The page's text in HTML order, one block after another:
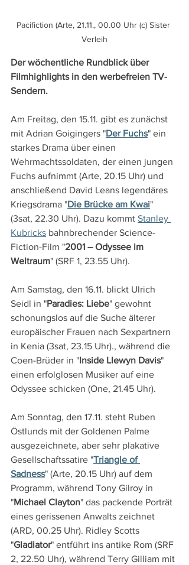
Pacifiction (Arte, 21.11., 00.00 Uhr (c) Sister
Verleih
Der wöchentliche Rundblick über
Filmhighlights in den werbefreien TV-
Sendern.
Am Freitag, den 15.11. gibt es zunächst
mit Adrian Goigingers "Der Fuchs" ein
starkes Drama über einen
Wehrmachtssoldaten, der einen jungen
Fuchs aufnimmt (Arte, 20.15 Uhr) und
anschließend David Leans legendäres
Kriegsdrama "Die Brücke am Kwai"
(3sat, 22.30 Uhr). Dazu kommt Stanley
Kubricks bahnbrechender Science-
Fiction-Film "2001 – Odyssee im
Weltraum" (SRF 1, 23.55 Uhr).
Am Samstag, den 16.11. blickt Ulrich
Seidl in "Paradies: Liebe" gewohnt
schonungslos auf die Suche älterer
europäischer Frauen nach Sexpartnern
in Kenia (3sat, 23.15 Uhr)., während die
Coen-Brüder in "Inside Llewyn Davis"
einen erfolglosen Musiker auf eine
Odyssee schicken (One, 21.45 Uhr).
Am Sonntag, den 17.11. steht Ruben
Östlunds mit der Goldenen Palme
ausgezeichnete, aber sehr plakative
Gesellschaftssatire "Triangle of
Sadness" (Arte, 20.15 Uhr) auf dem
Programm, während Tony Gilroy in
"Michael Clayton" das packende Porträt
eines gerissenen Anwalts zeichnet
(ARD, 00.25 Uhr). Ridley Scotts
"Gladiator" entführt ins antike Rom (SRF
2, 22.50 Uhr), während Terry Gilliam mit